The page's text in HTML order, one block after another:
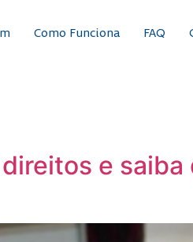
Como Funciona FAQ
e